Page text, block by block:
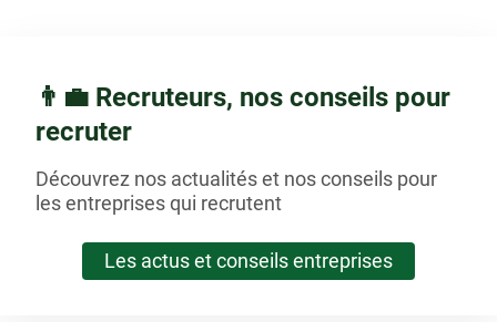
👨‍💼 Recruteurs, nos conseils pour
recruter
Découvrez nos actualités et nos conseils pour
les entreprises qui recrutent
Les actus et conseils entreprises